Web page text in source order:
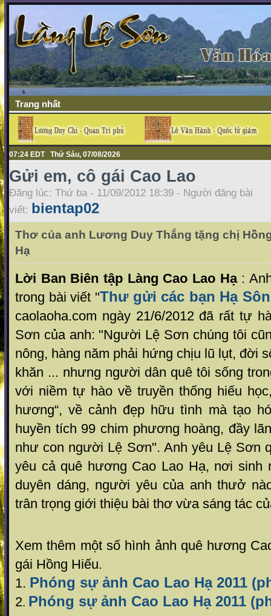
Trang nhất
07:24 EDT Thứ Sáu, 07/08/2026
Gửi em, cô gái Cao Lao
Đăng lúc: Thứ ba - 11/09/2012 18:39 - Người đăng bài
viết: bientap02
Thơ của anh Lương Duy Thắng tặng chị
Hạ
Lời Ban Biên tập Làng Cao Lao Hạ:
trong bài viết "Thư gửi các bạn Hạ
caolaoha.com ngày 21/6/2012 đã rất tự
Sơn của anh: "Người Lệ Sơn chúng tôi
nông, hàng năm phải hứng chịu lũ lụt, đời
khăn ... nhưng người dân quê tôi sống
với niềm tự hào về truyền thống hiếu
hương“, về cảnh đẹp hữu tình mà tạo
huyền tích 99 chim phương hoàng, đầy
như con người Lệ Sơn". Anh yêu Lệ Sơn
yêu cả quê hương Cao Lao Hạ, nơi sinh
duyên dáng, người yêu của anh thưở
trân trọng giới thiệu bài thơ vừa sáng tác
Xem thêm một số hình ảnh quê hương
gái Hồng Hiếu.
1. Phóng sự ảnh Cao Lao Hạ 2011
2. Phóng sự ảnh Cao Lao Hạ 2011